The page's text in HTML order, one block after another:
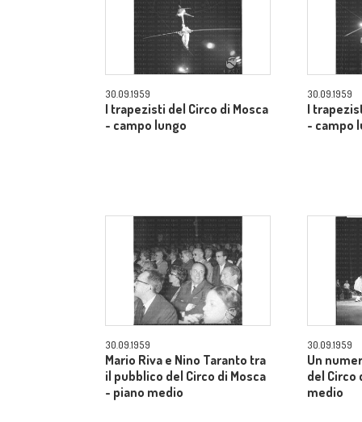
30.09.1959
I trapezisti del Circo di Mosca
- campo lungo
30.09.1959
I
- campo
30.09.1959
Mario Riva e Nino Taranto tra
il pubblico del Circo di Mosca
- piano medio
30.09.1959
Un
del Circo
medio